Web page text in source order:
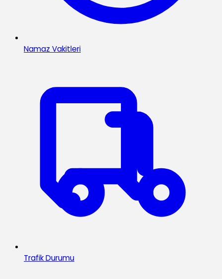
Namaz Vakitleri
Trafik Durumu